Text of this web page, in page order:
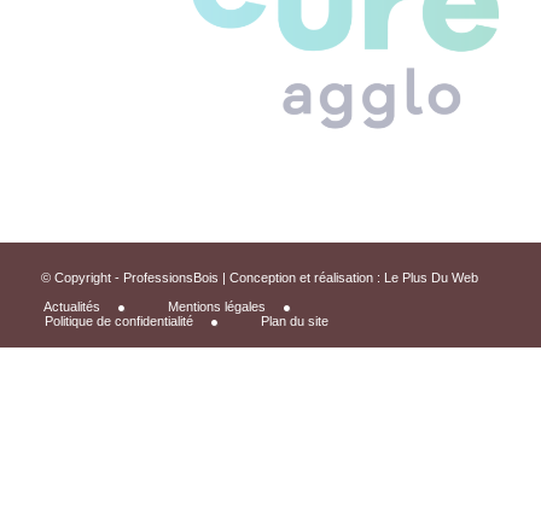
© Copyright - ProfessionsBois | Conception et réalisation : Le Plus Du Web
Actualités
Mentions légales
Politique de confidentialité
Plan du site